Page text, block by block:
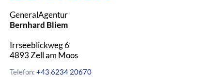
GeneralAgentur
Bernhard Bliem
Irrseeblickweg 6
4893Zell am Moos
Telefon: +43 6234 20670